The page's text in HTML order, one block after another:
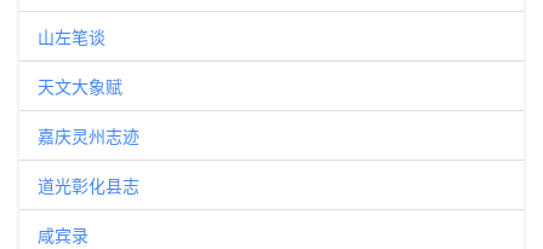
山左笔谈
天文大象赋
嘉庆灵州志迹
道光彰化县志
咸宾录